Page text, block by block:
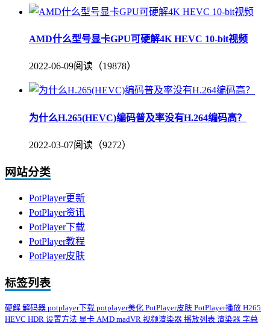
AMD什么型号显卡GPU可硬解4K HEVC 10-bit视频
2022-06-09阅读（19878）
为什么H.265(HEVC)编码普及率没有H.264编码高？
2022-03-07阅读（9272）
网站分类
PotPlayer更新
PotPlayer资讯
PotPlayer下载
PotPlayer教程
PotPlayer皮肤
标签列表
硬解 解码器 potplayer下载 potplayer美化 PotPlayer皮肤 PotPlayer播放 H265
HEVC HDR 设置方法 显卡 AMD madVR 视频渲染器 播放列表 渲染器 字幕